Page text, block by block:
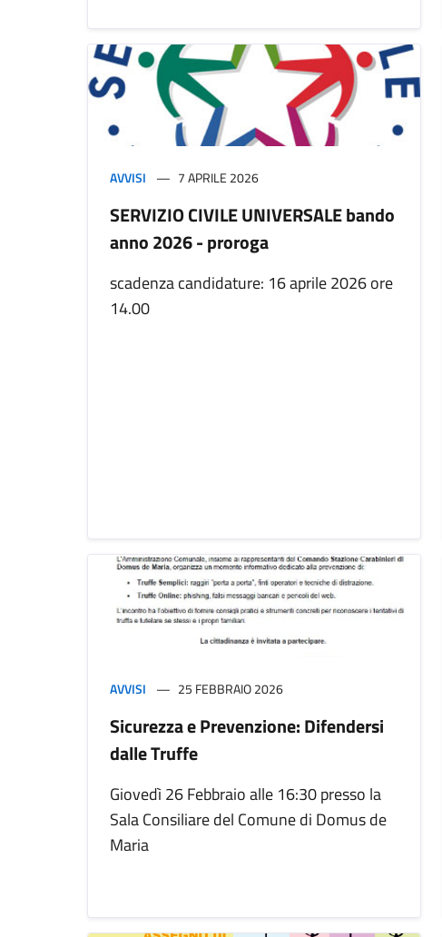
AVVISI 7 APRILE 2026
SERVIZIO CIVILE UNIVERSALE bando
anno 2026 - proroga
scadenza candidature: 16 aprile 2026 ore
14.00
AVVISI 25 FEBBRAIO 2026
Sicurezza e Prevenzione: Difendersi
dalle Truffe
Giovedì 26 Febbraio alle 16:30 presso la
Sala Consiliare del Comune di Domus de
Maria